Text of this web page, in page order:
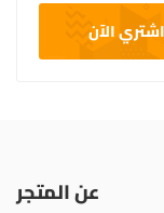
اشتري الآن
عن المتجر